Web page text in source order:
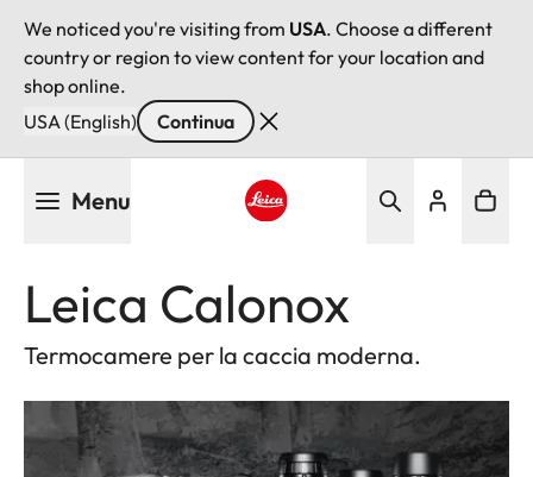
We noticed you're visiting from USA. Choose a different
country or region to view content for your location and
shop online.
USA (English)
Continua
Menu
Leica Calonox
Termocamere per la caccia moderna.